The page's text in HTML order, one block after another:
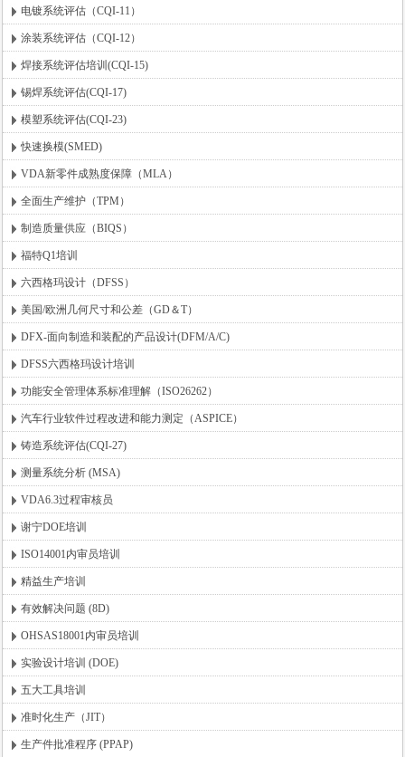
电镀系统评估（CQI-11）
涂装系统评估（CQI-12）
焊接系统评估培训(CQI-15)
锡焊系统评估(CQI-17)
模塑系统评估(CQI-23)
快速换模(SMED)
VDA新零件成熟度保障（MLA）
全面生产维护（TPM）
制造质量供应（BIQS）
福特Q1培训
六西格玛设计（DFSS）
美国/欧洲几何尺寸和公差（GD＆T）
DFX-面向制造和装配的产品设计(DFM/A/C)
DFSS六西格玛设计培训
功能安全管理体系标准理解（ISO26262）
汽车行业软件过程改进和能力测定（ASPICE）
铸造系统评估(CQI-27)
测量系统分析 (MSA)
VDA6.3过程审核员
谢宁DOE培训
ISO14001内审员培训
精益生产培训
有效解决问题 (8D)
OHSAS18001内审员培训
实验设计培训 (DOE)
五大工具培训
准时化生产（JIT）
生产件批准程序 (PPAP)